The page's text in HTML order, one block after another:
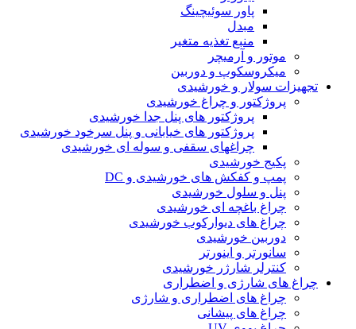
پاور سوئیچینگ
مبدل
منبع تغذیه متغیر
موتور و آرمیچر
میکروسکوپ و دوربین
تجهیزات سولار و خورشیدی
پروژکتور و چراغ خورشیدی
پروژکتور های پنل جدا خورشیدی
پروژکتور های خیابانی و پنل سرخود خورشیدی
چراغهای سقفی و سوله ای خورشیدی
پکیج خورشیدی
پمپ و کفکش های خورشیدی و DC
پنل و سلول خورشیدی
چراغ باغچه ای خورشیدی
چراغ های دیوارکوب خورشیدی
دوربین خورشیدی
سانورتر و اینورتر
کنترلر شارژر خورشیدی
چراغ های شارژی و اضطراری
چراغ های اضطراری و شارژی
چراغ های پیشانی